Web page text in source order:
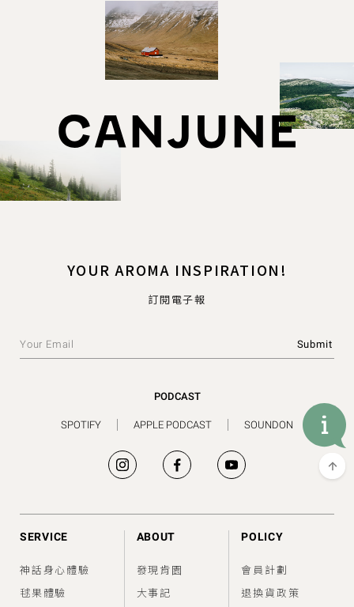
YOUR AROMA INSPIRATION!
訂閱電子報
PODCAST
SPOTIFY SOUNDON
APPLE PODCAST
SERVICE
神話身心體驗
毬果體驗
ABOUT
發現肯園
大事記
POLICY
會員計劃
退換貨政策